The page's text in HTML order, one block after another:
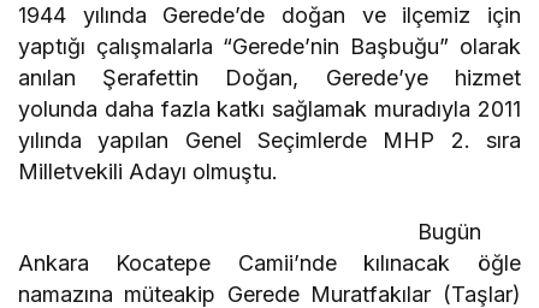
1944 yılında Gerede’de doğan ve ilçemiz için
yaptığı çalışmalarla “Gerede’nin Başbuğu” olarak
anılan Şerafettin Doğan, Gerede’ye hizmet
yolunda daha fazla katkı sağlamak muradıyla 2011
yılında yapılan Genel Seçimlerde MHP 2. sıra
Milletvekili Adayı olmuştu.
Bugün
Ankara Kocatepe Camii’nde kılınacak öğle
namazına müteakip Gerede Muratfakılar (Taşlar)